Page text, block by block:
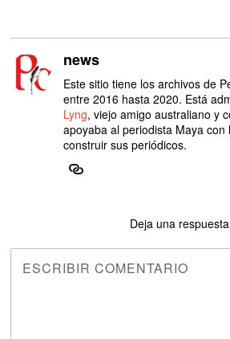
news
Este sitio tiene los archivos de
entre 2016 hasta 2020. Está
Lyng, viejo amigo australiano y
apoyaba al periodista Maya
construir sus periódicos.
Deja una respuesta